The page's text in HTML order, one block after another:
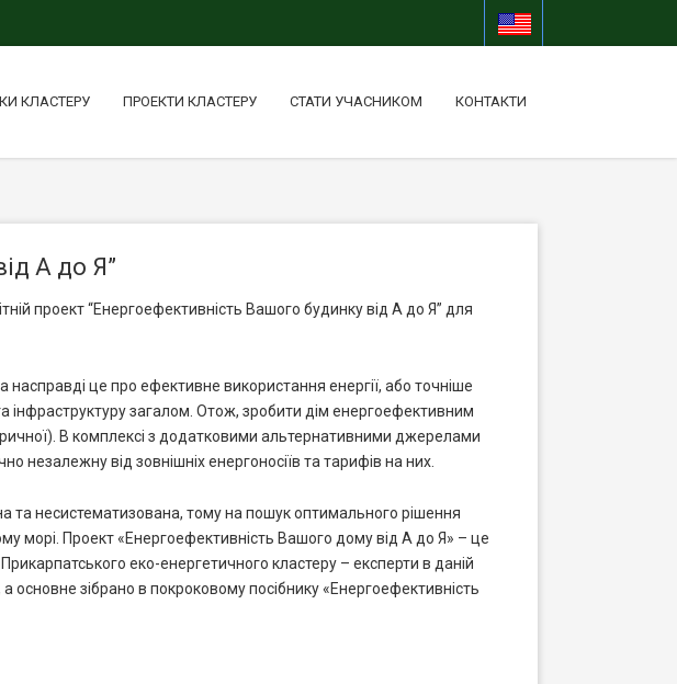
КЛАСТЕРУ ПРОЕКТИ КЛАСТЕРУ СТАТИ УЧАСНИКОМ КОНТАКТИ
А до Я”
проект “Енергоефективність Вашого будинку від А до Я” для
насправді це про ефективне використання енергії, або точніше
інфраструктуру загалом. Отож, зробити дім енергоефективним
В комплексі з додатковими альтернативними джерелами
незалежну від зовнішніх енергоносіїв та тарифів на них.
та несистематизована, тому на пошук оптимального рішення
морі. Проект «Енергоефективність Вашого дому від А до Я» – це
еко-енергетичного кластеру – експерти в даній
основне зібрано в покроковому посібнику «Енергоефективність